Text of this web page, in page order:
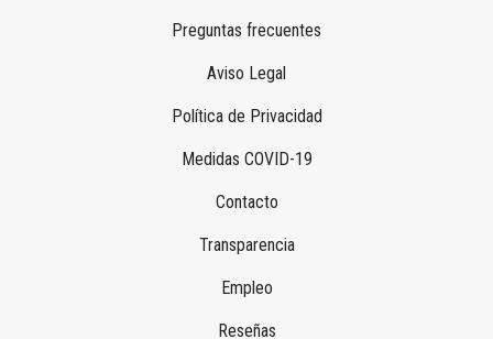
Preguntas frecuentes
Aviso Legal
Política de Privacidad
Medidas COVID-19
Contacto
Transparencia
Empleo
Reseñas